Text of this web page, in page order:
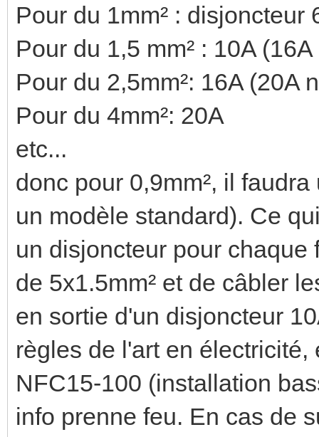
Pour du 1mm² : disjoncteur
Pour du 1,5 mm² : 10A
Pour du 2,5mm²: 16A (20A
Pour du 4mm²: 20A
etc...
donc pour 0,9mm², il
un modèle standard). Ce
un disjoncteur pour
de 5x1.5mm² et de câbler
en sortie d'un disjoncteur
règles de l'art en
NFC15-100 (installation
info prenne feu. En cas de